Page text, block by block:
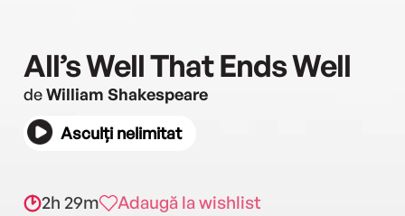
All’s Well That Ends Well
deWilliam Shakespeare
Asculți nelimitat
2h 29m Adaugă la wishlist